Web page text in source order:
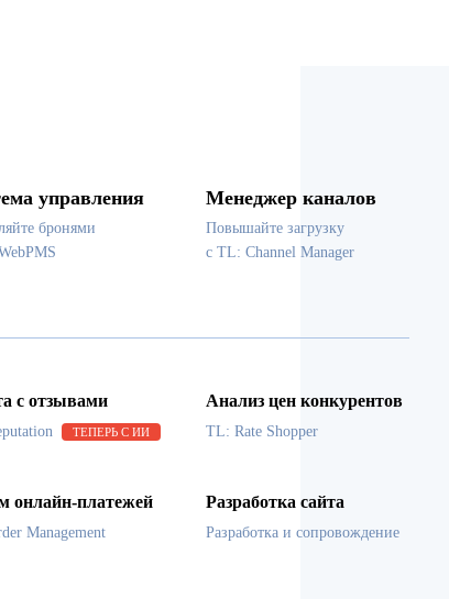
управления
бронями
Менеджер каналов
Повышайте загрузку
с TL: Channel Manager
с отзывами
ТЕПЕРЬ С ИИ
Анализ цен конкурентов
TL: Rate Shopper
онлайн-платежей
Management
Разработка сайта
Разработка и сопровождение